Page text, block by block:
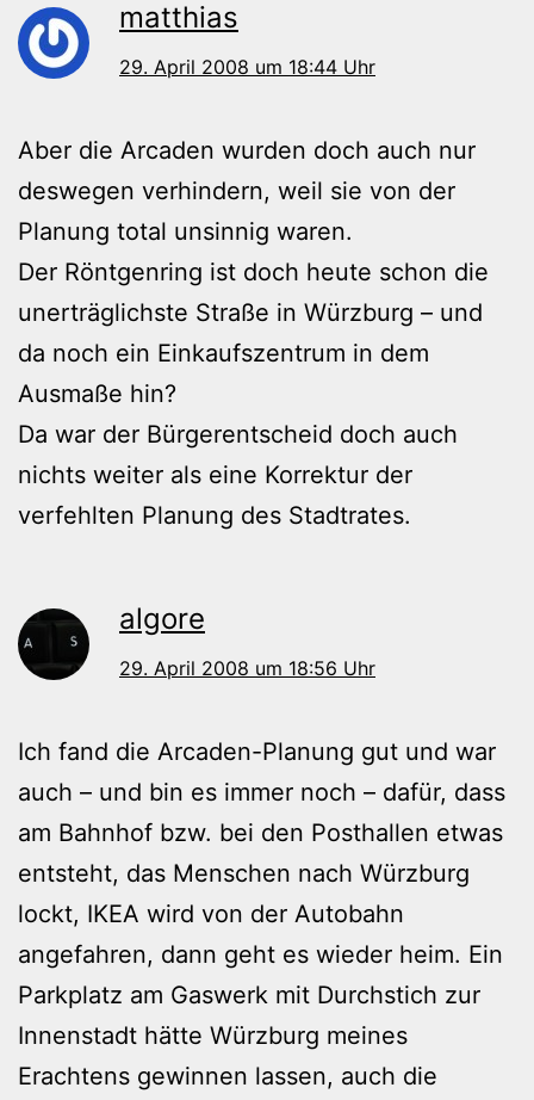
matthias
29. April 2008 um 18:44 Uhr
Aber die Arcaden wurden doch auch nur
deswegen verhindern, weil sie von der
Planung total unsinnig waren.
Der Röntgenring ist doch heute schon die
unerträglichste Straße in Würzburg – und
da noch ein Einkaufszentrum in dem
Ausmaße hin?
Da war der Bürgerentscheid doch auch
nichts weiter als eine Korrektur der
verfehlten Planung des Stadtrates.
algore
29. April 2008 um 18:56 Uhr
Ich fand die Arcaden-Planung gut und war
auch – und bin es immer noch – dafür, dass
am Bahnhof bzw. bei den Posthallen etwas
entsteht, das Menschen nach Würzburg
lockt, IKEA wird von der Autobahn
angefahren, dann geht es wieder heim. Ein
Parkplatz am Gaswerk mit Durchstich zur
Innenstadt hätte Würzburg meines
Erachtens gewinnen lassen, auch die